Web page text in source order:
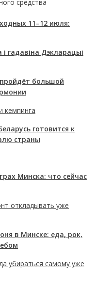
средства
11–12 июля:
гадавіна Дэкларацыі
большой
кемпинга
готовится к
страны
Минска: что сейчас
откладывать уже
в Минске: еда, рок,
убираться самому уже